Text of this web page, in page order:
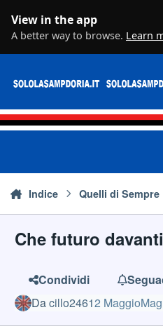
View in the app
A better way to browse. Learn
Indice Quelli di Sempre
Che futuro
Condividi
Dacillo24612 Maggio